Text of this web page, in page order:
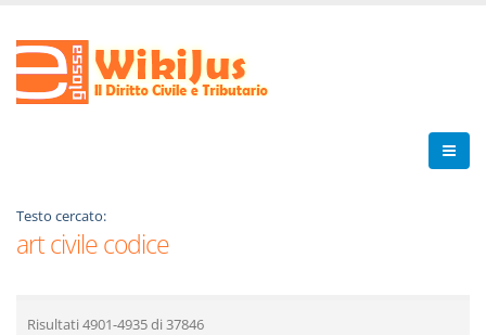
Testo cercato:
art civile codice
Risultati 4901-4935di 37846